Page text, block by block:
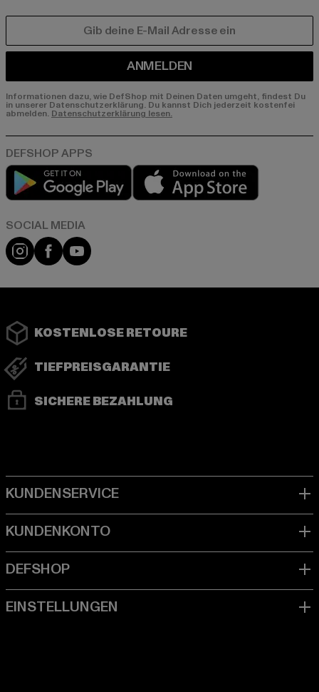
ANMELDEN
Informationen dazu, wie DefShop mit Deinen Daten umgeht, findest Du
in unserer Datenschutzerklärung. Du kannst Dich jederzeit kostenfei
abmelden. Datenschutzerklärung lesen.
Play market
Instagram
FacebookYouTube
KOSTENLOSE RETOURE
TIEFPREISGARANTIE
SICHERE BEZAHLUNG